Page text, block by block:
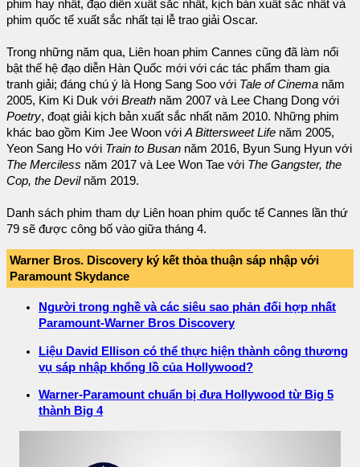
phim hay nhất, đạo diễn xuất sắc nhất, kịch bản xuất sắc nhất và
phim quốc tế xuất sắc nhất tại lễ trao giải Oscar.
Trong những năm qua, Liên hoan phim Cannes cũng đã làm nổi
bật thế hệ đạo diễn Hàn Quốc mới với các tác phẩm tham gia
tranh giải; đáng chú ý là Hong Sang Soo với Tale of Cinema năm
2005, Kim Ki Duk với Breath năm 2007 và Lee Chang Dong với
Poetry, đoạt giải kịch bản xuất sắc nhất năm 2010. Những phim
khác bao gồm Kim Jee Woon với A Bittersweet Life năm 2005,
Yeon Sang Ho với Train to Busan năm 2016, Byun Sung Hyun với
The Merciless năm 2017 và Lee Won Tae với The Gangster, the
Cop, the Devilnăm 2019.
Danh sách phim tham dự Liên hoan phim quốc tế Cannes lần thứ
79 sẽ được công bố vào giữa tháng 4.
Warner Bros. Discovery ký kết thỏa thuận sáp nhập với
Paramount Skydance
Người trong nghề và các siêu sao phản đối hợp nhất
Paramount-Warner Bros Discovery
Liệu David Ellison có thể thực hiện thành công thương
vụ sáp nhập khổng lồ của Hollywood?
Warner-Paramount chuẩn bị đưa Hollywood từ Big 5
thành Big 4